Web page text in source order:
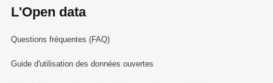
L'Open data
Questions fréquentes (FAQ)
Guide d'utilisation des données ouvertes